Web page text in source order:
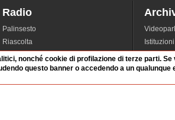
Radio
Palinsesto
Riascolta
Dirette
Rubriche
Istituzioni
Dibattiti
nonché cookie di profilazione di terze parti.
questo banner o accedendo a un